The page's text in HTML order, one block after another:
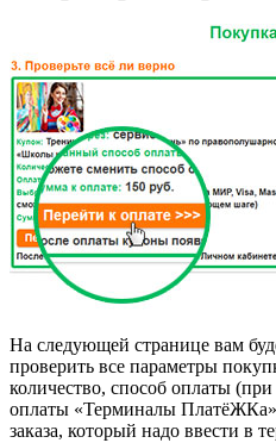
На следующей странице вам
проверить все параметры
количество, способ оплаты
оплаты «Терминалы
заказа, который надо ввести в